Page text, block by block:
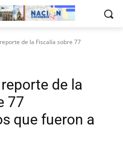
de la Fiscalía sobre 77
de la
77
que fueron a